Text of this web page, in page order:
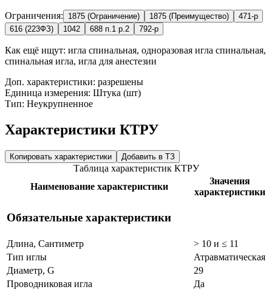
Ограничения: 1875 (Ограничение) 1875 (Преимущество)
471-р
616 (223ФЗ)
1042 688 п.1 р.2 792-р
Как ещё ищут: игла спинальная, одноразовая игла спинальная,
спинальная игла, игла для анестезии
Доп. характеристики: разрешены
Единица измерения: Штука (шт)
Тип: Неукрупненное
Характеристики КТРУ
Копировать характеристики Добавить в ТЗ
Таблица характеристик КТРУ
Наименование характеристики
Значения
характеристики
Обязательные характеристики
Длина, Сантиметр
> 10 и ≤ 11
Тип иглы
Атравматическая
Диаметр, G
29
Проводниковая игла
Да